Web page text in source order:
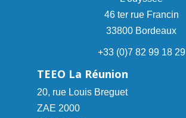
46 ter rue Francin
33800 Bordeaux
+33 (0)7 82 99 18 29
TEEO La Réunion
20, rue Louis Breguet
ZAE 2000